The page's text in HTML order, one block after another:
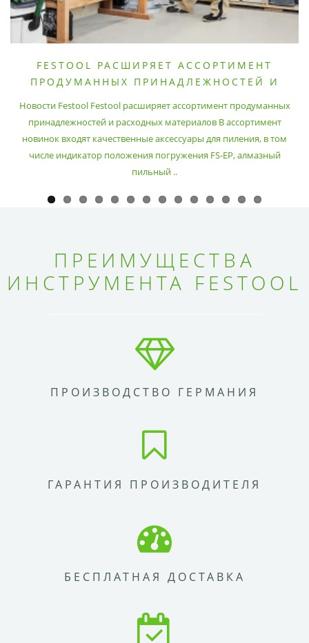
FESTOOL РАСШИРЯЕТ АССОРТИМЕНТ
ПРОДУМАННЫХ ПРИНАДЛЕЖНОСТЕЙ И
Новости Festool Festool расширяет ассортимент продуманных
принадлежностей и расходных материалов В ассортимент
новинок входят качественные аксессуары для пиления, в том
числе индикатор положения погружения FS-EP, алмазный
пильный ..
ПРЕИМУЩЕСТВА
ИНСТРУМЕНТА FESTOOL
ПРОИЗВОДСТВО ГЕРМАНИЯ
ГАРАНТИЯ ПРОИЗВОДИТЕЛЯ
БЕСПЛАТНАЯ ДОСТАВКА